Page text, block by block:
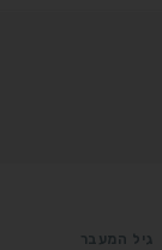
גיל המעבר